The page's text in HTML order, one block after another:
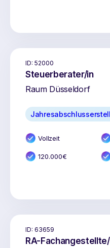
ID: 52000
Steuerberater/in
Raum Düsseldorf
Vollzeit
120.000€
ID: 63659
RA-